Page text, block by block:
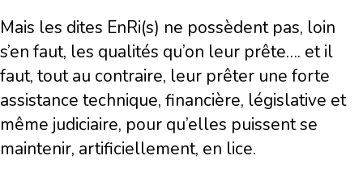
Mais les dites EnRi(s) ne possèdent pas, loin
s’en faut, les qualités qu’on leur prête…. et il
faut, tout au contraire, leur prêter une forte
assistance technique, financière, législative et
même judiciaire, pour qu’elles puissent se
maintenir, artificiellement, en lice.